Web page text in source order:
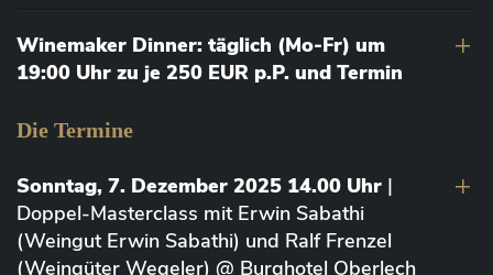
Winemaker Dinner: täglich (Mo-Fr) um
19:00 Uhr zu je 250 EUR p.P. und Termin
Die Termine
Sonntag, 7. Dezember 2025 14.00 Uhr |
Doppel-Masterclass mit Erwin Sabathi
(Weingut Erwin Sabathi) und Ralf Frenzel
(Weingüter Wegeler) @ Burghotel Oberlech